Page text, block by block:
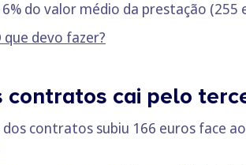
do valor médio da prestação (255
devo fazer?
contratos cai pelo
contratos subiu 166 euros face